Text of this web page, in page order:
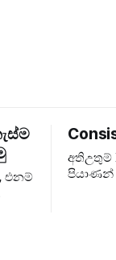
එනම්
අතිඋතුම්
පියාණන්